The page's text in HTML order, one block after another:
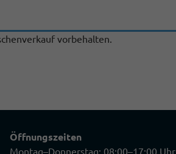
vorbehalten.
Öffnungszeiten